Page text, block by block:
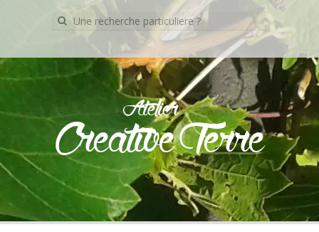
Recherche
pour:
Atelier
Creative Terre
Skip
to